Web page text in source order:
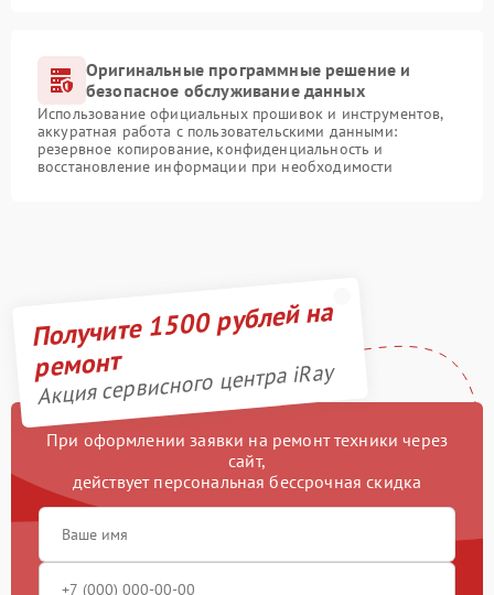
Оригинальные программные решение и
безопасное обслуживание данных
Использование официальных прошивок и инструментов,
аккуратная работа с пользовательскими данными:
резервное копирование, конфиденциальность и
восстановление информации при необходимости
Получите 1500 рублей на
ремонт
Акция сервисного центра iRay
При оформлении заявки на ремонт техники через
сайт,
действует персональная бессрочная скидка